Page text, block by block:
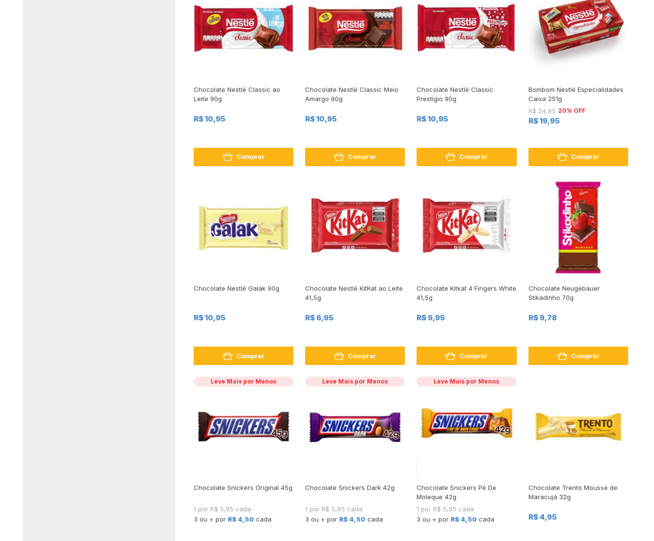
Chocolate Nestlé Classic ao
Leite 90g
R$ 10,95
Comprar
Chocolate Nestlé Classic Meio
Amargo 90g
R$ 10,95
Comprar
Chocolate Nestlé Classic
Prestígio 90g
R$ 10,95
Comprar
Bombom Nestlé Especialidades
Caixa 251g
R$ 24,95 20% OFF
R$ 19,95
Comprar
Chocolate Nestlé Galak 90g
R$ 10,95
Comprar
Chocolate Nestlé KitKat ao Leite
41,5g
R$ 6,95
Comprar
Chocolate Kitkat 4 Fingers White
41,5g
R$ 9,95
Comprar
Chocolate Neugebauer
Stikadinho 70g
R$ 9,78
Comprar
Leve Mais por Menos
Chocolate Snickers Original 45g
1 por R$ 5,95 cada
3 ou + por R$ 4,50 cada
Leve Mais por Menos
Chocolate Snickers Dark 42g
1 por R$ 5,95 cada
3 ou + por R$ 4,50 cada
Leve Mais por Menos
Chocolate Snickers Pé De
Moleque 42g
1 por R$ 5,95 cada
3 ou + por R$ 4,50 cada
Chocolate Trento Mousse de
Maracujá 32g
R$ 4,95